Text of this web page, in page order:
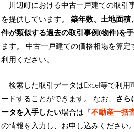
川辺町における中古一戸建ての取引
を提供しています。 築年数、土地面積
件が類似する過去の取引事例(物件)を
ます。 中古一戸建ての価格相場を算
利用ください。
検索した取引データはExcel等で利用
ードすることができます。 なお、 さら
ータを入手したい場合は『不動産一括
の情報を入力し、お申し込みください。